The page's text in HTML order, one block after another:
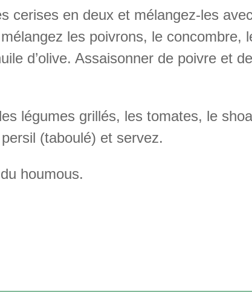
cerises en deux et mélangez-les
les poivrons, le concombre,
d’olive. Assaisonner de poivre et
légumes grillés, les tomates, le
(taboulé) et servez.
houmous.